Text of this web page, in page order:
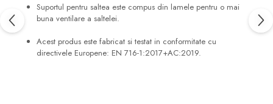
Suportul pentru saltea este compus din lamele pentru o mai
buna ventilare a saltelei.
Acest produs este fabricat si testat in conformitate cu
directivele Europene: EN 716-1:2017+AC:2019.